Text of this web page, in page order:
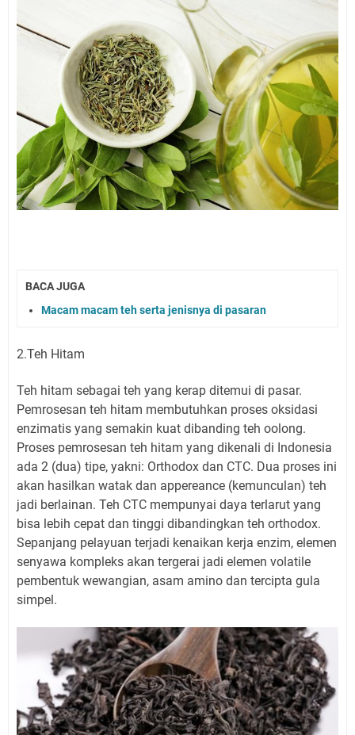
BACA JUGA
Macam macam teh serta jenisnya di pasaran
2.Teh Hitam
Teh hitam sebagai teh yang kerap ditemui di pasar.
Pemrosesan teh hitam membutuhkan proses oksidasi
enzimatis yang semakin kuat dibanding teh oolong.
Proses pemrosesan teh hitam yang dikenali di Indonesia
ada 2 (dua) tipe, yakni: Orthodox dan CTC. Dua proses ini
akan hasilkan watak dan appereance (kemunculan) teh
jadi berlainan. Teh CTC mempunyai daya terlarut yang
bisa lebih cepat dan tinggi dibandingkan teh orthodox.
Sepanjang pelayuan terjadi kenaikan kerja enzim, elemen
senyawa kompleks akan tergerai jadi elemen volatile
pembentuk wewangian, asam amino dan tercipta gula
simpel.